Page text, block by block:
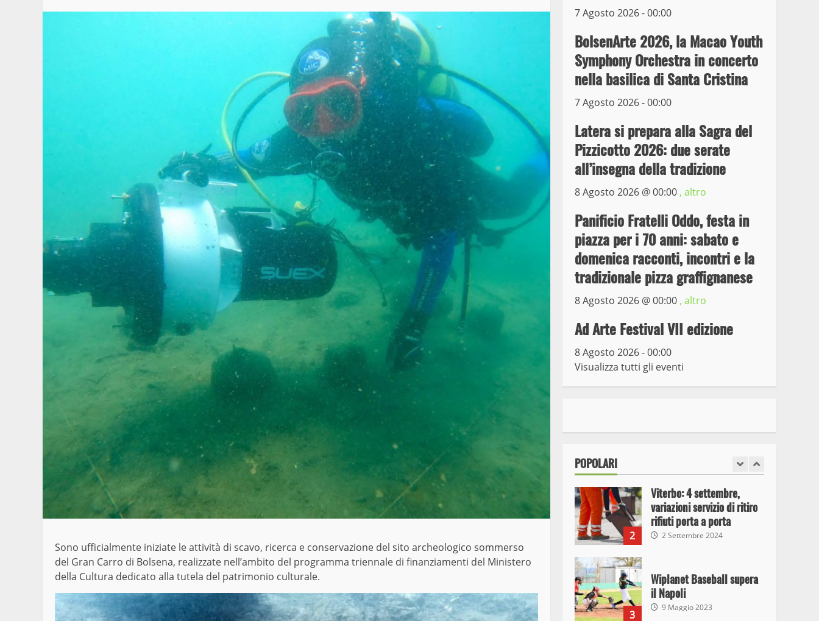
Sono ufficialmente iniziate le attività di scavo, ricerca e conservazione del sito archeologico sommerso
del Gran Carro di Bolsena, realizzate nell’ambito del programma triennale di finanziamenti del Ministero
della Cultura dedicato alla tutela del patrimonio culturale.
7 Agosto 2026 - 00:00
BolsenArte 2026, la Macao Youth
Symphony Orchestra in concerto
nella basilica di Santa Cristina
7 Agosto 2026 - 00:00
Latera si prepara alla Sagra del
Pizzicotto 2026: due serate
all’insegna della tradizione
8 Agosto 2026 @00:00 , altro
Panificio Fratelli Oddo, festa in
piazza per i 70 anni: sabato e
domenica racconti, incontri e la
tradizionale pizza graffignanese
8 Agosto 2026 @00:00 , altro
Ad Arte Festival VII edizione
8 Agosto 2026 - 00:00
Visualizza tutti gli eventi
POPOLARI
3
Wiplanet Baseball supera
9 Maggio 2023
4
La Polizia di Stato arresta
il ladro seriale delle auto
10 Maggio 2023
Prorogata la mostra dei
bozzetti di Michelangelo
Buonarroti ospitata al
Museo dei Portici
19 Gennaio 2023
Trasporto pubblico locale,
trasferimento capolinea al
terminal Riello dal 15 al
17 giugno
15 Giugno 2023
7
Giochi Sportivi
Viterbo
10 Maggio 2023
fini di spaccio di sostanze
2
Viterbo: 4 settembre,
variazioni servizio di ritiro
rifiuti porta a porta
2 Settembre 2024
3
Wiplanet Baseball supera
il Napoli
9 Maggio 2023